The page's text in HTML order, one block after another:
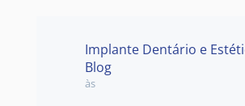
Implante Dentário e
Blog
às